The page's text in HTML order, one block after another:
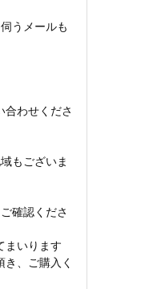
うメールも
合わせくださ
もございま
確認くださ
まいります
、ご購入く